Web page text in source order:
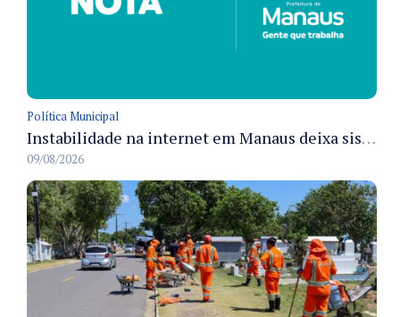
Política Municipal
Instabilidade na internet em Manaus deixa sistemas de atendimento municipal temporariamente indisponíveis
09/08/2026